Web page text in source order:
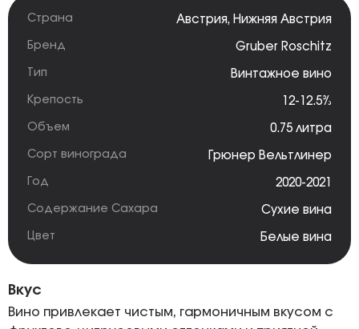
Страна Австрия, Нижняя Австрия
Бренд Gruber Roschitz
Тип Винтажное вино
Крепость 12-12.5%
Объем 0.75 литра
Сорт винограда Грюнер Вельтлинер
Год 2020-2021
Содержание Сахара Сухие вина
Цвет Белые вина
Вкус
Вино привлекает чистым, гармоничным вкусом с